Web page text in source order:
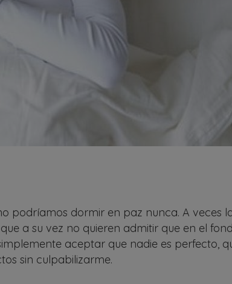
podríamos dormir en paz nunca. A veces
a su vez no quieren admitir que en el
aceptar que nadie es perfecto,
sin culpabilizarme.